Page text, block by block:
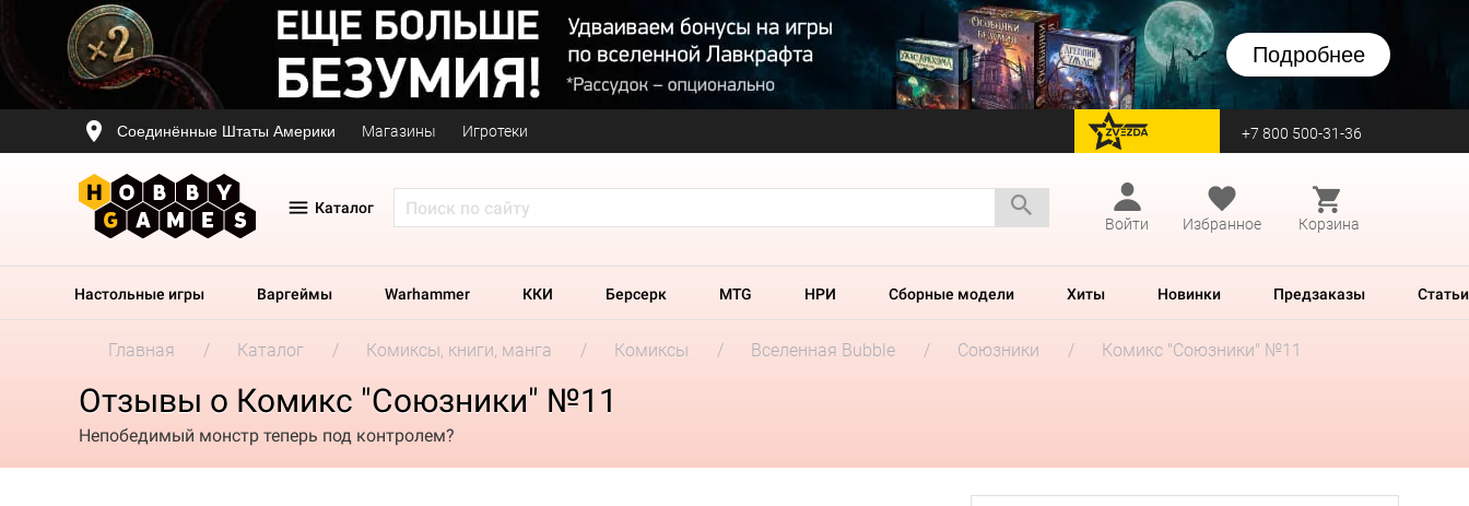
Подробнее
Соединённые Штаты Америки Магазины Игротеки перейти на Zvezda +7 800 500-31-36
Каталог
Войти
Избранное Корзина
Настольные игры Варгеймы Warhammer ККИ Берсерк MTG НРИ Сборные модели Хиты Новинки Предзаказы Статьи
Главная Каталог Комиксы, книги, манга Комиксы Вселенная Bubble Союзники Комикс "Союзники" №11
Отзывы о Комикс "Союзники" №11
Непобедимый монстр теперь под контролем?